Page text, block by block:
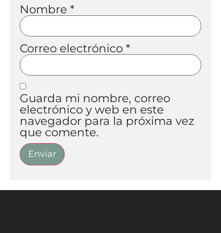
Nombre *
Correo electrónico *
Guarda mi nombre, correo
electrónico y web en este
navegador para la próxima vez
que comente.